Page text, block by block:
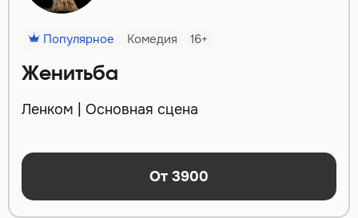
Популярное Комедия 16+
Женитьба
Ленком | Основная сцена
От 3900